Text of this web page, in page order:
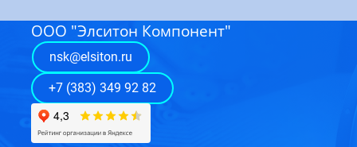
ООО "Элситон Компонент"
nsk@elsiton.ru
+7 (383) 349 92 82